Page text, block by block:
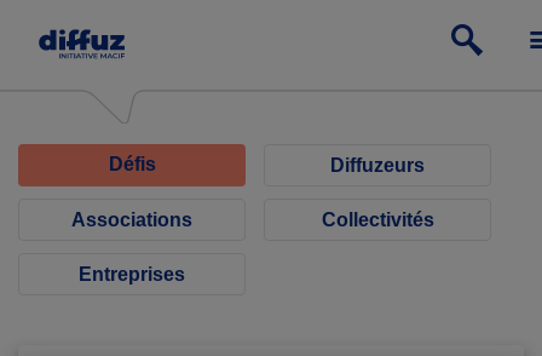
Défis Diffuzeurs
Associations Collectivités
Entreprises